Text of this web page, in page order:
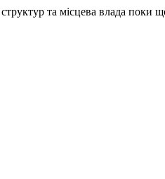
та місцева влада поки